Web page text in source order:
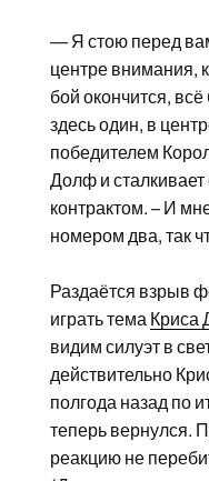
— Я стою перед
центре внимания,
бой окончится, всё
здесь один, в
победителем
Долф и сталкивает
контрактом. – И
номером два, так
Раздаётся взрыв
играть тема Криса
видим силуэт в
действительно
полгода назад по
теперь вернулся.
реакцию не